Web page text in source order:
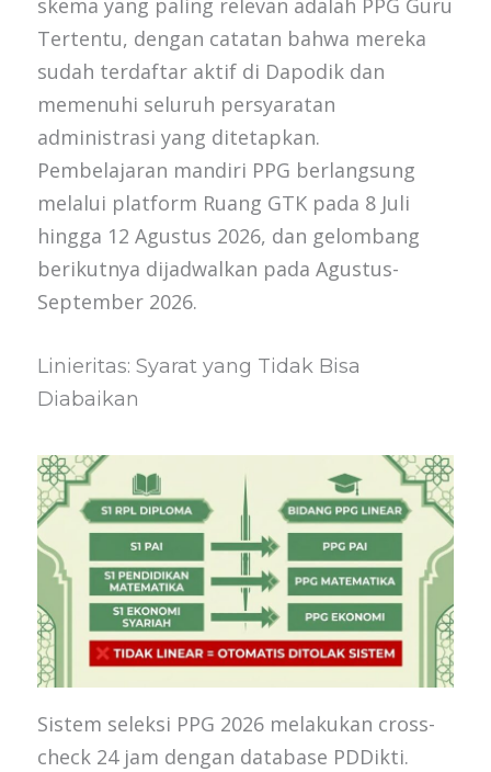
Tertentu, dengan catatan bahwa mereka
sudah terdaftar aktif di Dapodik dan
memenuhi seluruh persyaratan
administrasi yang ditetapkan.
Pembelajaran mandiri PPG berlangsung
melalui platform Ruang GTK pada 8 Juli
hingga 12 Agustus 2026, dan gelombang
berikutnya dijadwalkan pada Agustus-
September 2026.
Linieritas: Syarat yang Tidak Bisa
Diabaikan
Sistem seleksi PPG 2026 melakukan cross-
check 24 jam dengan database PDDikti.